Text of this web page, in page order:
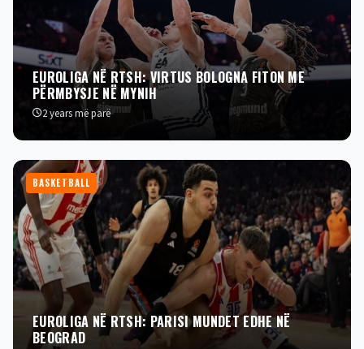
EUROLIGA NË RTSH: VIRTUS BOLOGNA FITON ME
PËRMBYSJE NË MYNIH
2 years më parë
BASKETBALL
EUROLIGA NË RTSH: PARISI MUNDET EDHE NË
BEOGRAD